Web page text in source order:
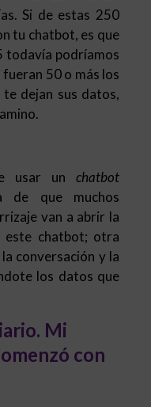
Si de estas 250
tu chatbot, es que
todavía podríamos
50 o más los
dejan sus datos,
usar un chatbot
que muchos
van a abrir la
chatbot; otra
conversación y la
los datos que
Mi
con